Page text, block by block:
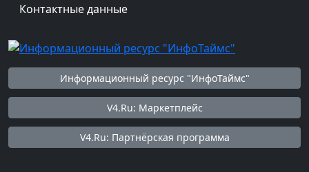
Контактные данные
Информационный ресурс "ИнфоТаймс"
V4.Ru: Маркетплейс
V4.Ru: Партнёрская программа